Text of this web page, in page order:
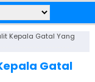
Kepala Gatal Yang
Gatal